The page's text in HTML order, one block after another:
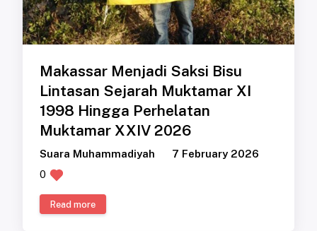
Makassar Menjadi Saksi Bisu
Lintasan Sejarah Muktamar XI
1998 Hingga Perhelatan
Muktamar XXIV 2026
Suara Muhammadiyah
7 February 2026
0
Read more